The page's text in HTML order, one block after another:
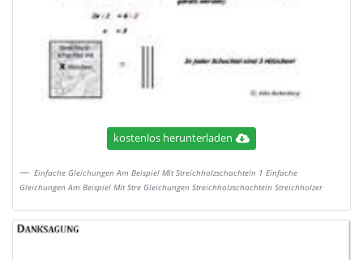
kostenlos herunterladen
Einfache Gleichungen Am Beispiel Mit Streichholzschachteln 1 Einfache
Gleichungen Am Beispiel Mit Stre Gleichungen Streichholzschachteln Streichholzer